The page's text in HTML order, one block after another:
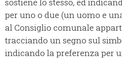
per uno o due (un uomo e
al Consiglio comunale
tracciando un segno sul
indicando la preferenza per